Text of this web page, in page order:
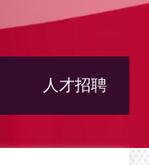
人才招聘